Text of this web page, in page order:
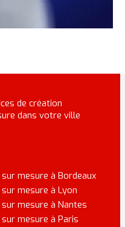
de création
dans votre ville
mesure à Bordeaux
mesure à Lyon
mesure à Nantes
mesure à Paris